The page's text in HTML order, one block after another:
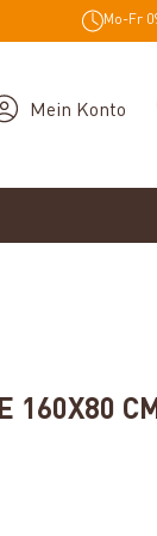
Mo-Fr
Mein Konto
CM